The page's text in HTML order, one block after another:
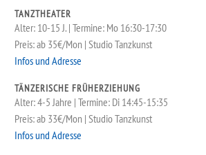
TANZTHEATER
Alter: 10-15 J. | Termine: Mo 16:30-17:30
Preis: ab 35€/Mon | Studio Tanzkunst
Infos und Adresse
TÄNZERISCHE FRÜHERZIEHUNG
Alter: 4-5 Jahre | Termine: Di 14:45-15:35
Preis: ab 33€/Mon | Studio Tanzkunst
Infos und Adresse